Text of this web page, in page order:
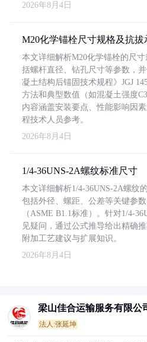
2026年8月4日
M20化学锚栓尺寸规格及抗拔
本文详细解析M20化学锚栓的尺
括螺杆直径、钻孔尺寸等参数，
凝土结构后锚固技术规程》JGJ
方法和典型数值（如混凝土强度
内容涵盖安装要点、性能影响因
程技术人员参考。
2026年8月4日
1/4-36UNS-2A螺纹标准尺寸
本文详细解析1/4-36UNS-2A螺纹
包括外径、螺距、公差等关键参
（ASME B1.1标准）。针对1/4-
见疑问，通过公式推导给出精确
附加工艺建议与扩展知识。
2026年8月4日
梁山佳合运输服务有限公
法人:张延坤